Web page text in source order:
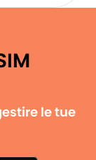
le tue